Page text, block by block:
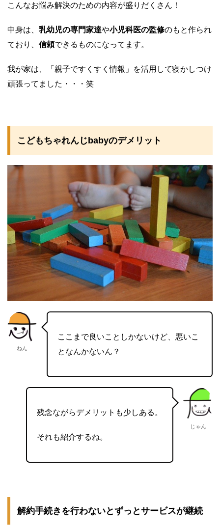
こんなお悩み解決のための内容が盛りだくさん！
中身は、 乳幼児の専門家達や小児科医の監修のもと作られ
ており、 信頼できるものになってます。
我が家は、「親子ですくすく情報」を活用して寝かしつけ
頑張ってました・・・笑
こどもちゃれんじbabyのデメリット
ねん
ここまで良いことしかないけど、悪いこ
となんかないん？
残念ながらデメリットも少しある。
それも紹介するね。
じゃん
解約手続きを行わないとずっとサービスが継続